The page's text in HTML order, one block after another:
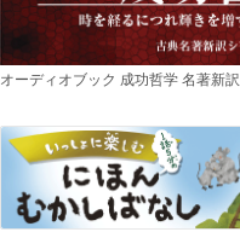
オーディオブック 成功哲学 名著新